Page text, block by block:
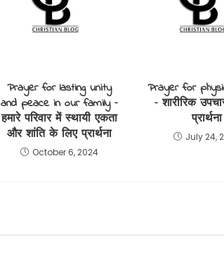
Prayer for lasting unity
and peace in our family –
हमारे परिवार में स्थायी एकता
और शांति के लिए प्रार्थना
October 6, 2024
Prayer for
– शारीरिक
प्रार्थना
July 24,